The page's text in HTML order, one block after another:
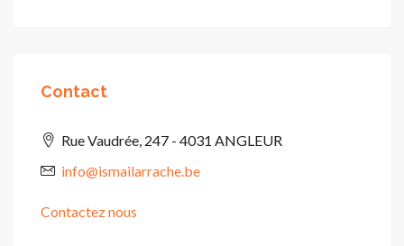
Contact
Rue Vaudrée, 247 - 4031 ANGLEUR
info@ismailarrache.be
Contactez nous